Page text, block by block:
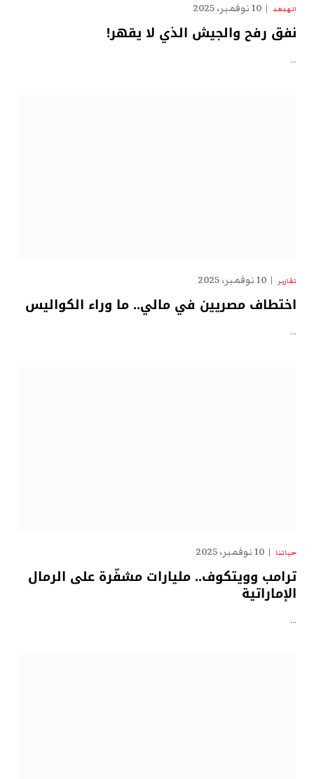
الهدهد 10 نوفمبر، 2025
نفق رفح والجيش الذي لا يقهر!
…
تقارير 10 نوفمبر، 2025
اختطاف مصريين في مالي.. ما وراء الكواليس
…
حياتنا 10 نوفمبر، 2025
ترامب وويتكوف.. مليارات مشفّرة على الرمال
الإماراتية
…